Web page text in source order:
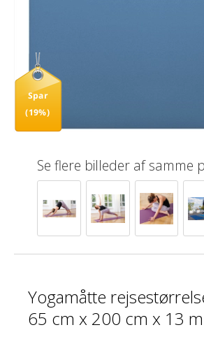
Spar
(19%)
Se flere billeder af samme
Yogamåtte
65 cm x 200 cm x 13